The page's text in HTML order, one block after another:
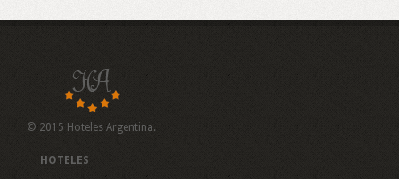
© 2015 Hoteles Argentina.
HOTELES